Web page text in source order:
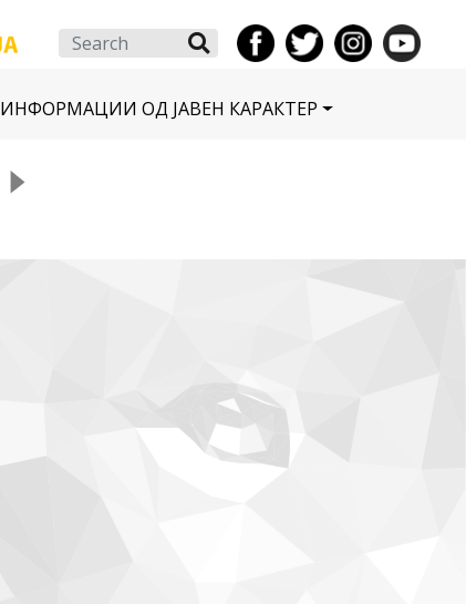
Search
ИНФОРМАЦИИ ОД ЈАВЕН КАРАКТЕР